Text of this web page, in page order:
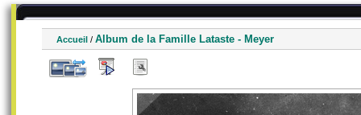
Accueil / Album de la Famille Lataste - Meyer